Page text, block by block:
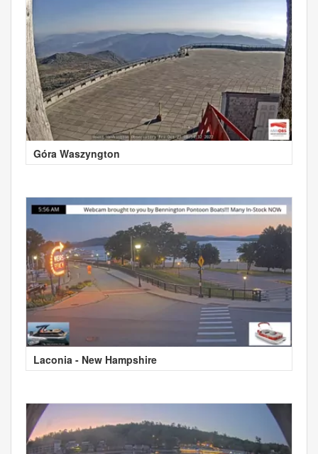
Góra Waszyngton
Laconia - New Hampshire